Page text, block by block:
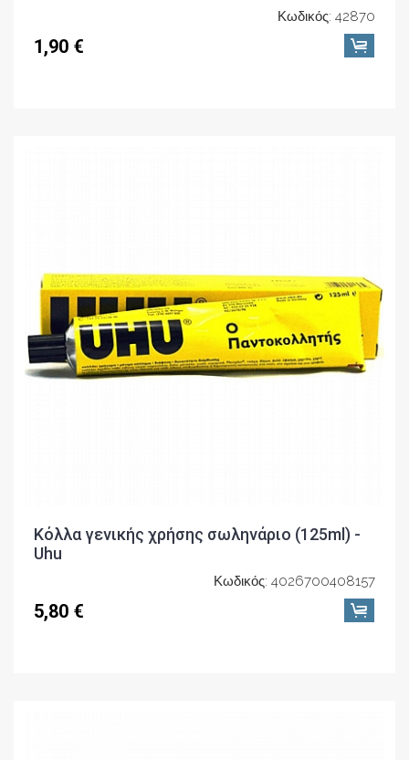
Κωδικός: 42870
1,90 €
Κόλλα γενικής χρήσης σωληνάριο (125ml) -
Uhu
Κωδικός: 4026700408157
5,80 €